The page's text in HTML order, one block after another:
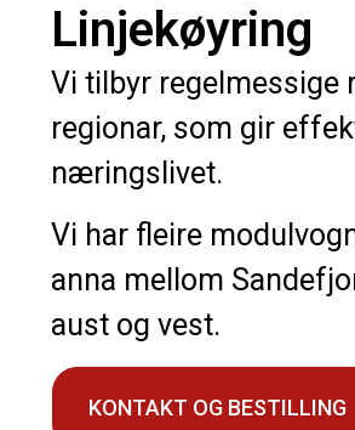
Linjekøyring
Vi tilbyr regelmessige
regionar, som gir
næringslivet.
Vi har fleire
anna mellom
aust og vest.
KONTAKT OG BESTILLING